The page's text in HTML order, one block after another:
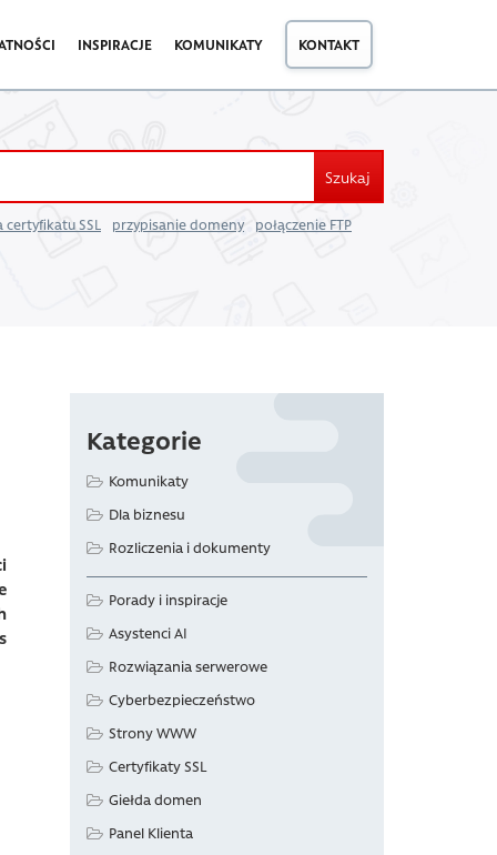
INSPIRACJE KOMUNIKATY KONTAKT
Szukaj
SSL przypisanie domeny połączenie FTP
Kategorie
Komunikaty
Dla biznesu
Rozliczenia i dokumenty
Porady i inspiracje
Asystenci AI
Rozwiązania serwerowe
Cyberbezpieczeństwo
Strony WWW
Certyfikaty SSL
Giełda domen
Panel Klienta